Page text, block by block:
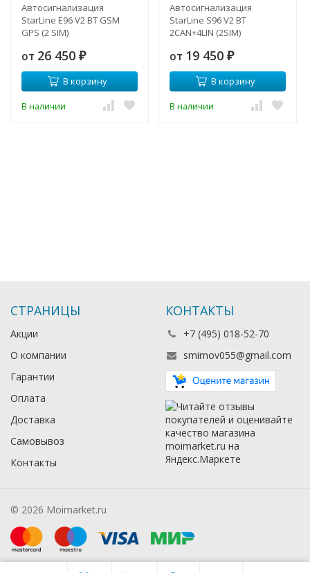
Автосигнализация
StarLine E96 V2 BT GSM
GPS (2 SIM)
от 26 450 ₽
В корзину
В наличии
Автосигнализация
StarLine S96 V2 BT
2CAN+4LIN (2SIM)
от 19 450 ₽
В корзину
В наличии
СТРАНИЦЫ
Акции
О компании
Гарантии
Оплата
Доставка
Самовывоз
Контакты
КОНТАКТЫ
+7 (495) 018-52-70
smirnov055@gmail.com
© 2026 Moimarket.ru